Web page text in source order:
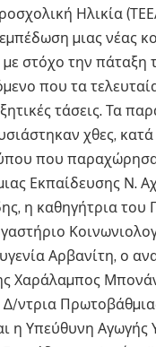
Ηλικία
µιας νέας
µε στόχο την πάταξη
που τα
τάσεις. Τα
χθες,
που
Εκπαίδευσης Ν.
η καθηγήτρια του
Αρβανίτη, ο
Χαράλαµπος
ντρια
η Υπεύθυνη Αγωγής